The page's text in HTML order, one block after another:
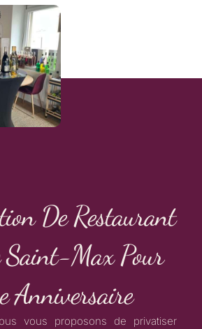
De Restaurant
Saint-Max Pour
Anniversaire
vous proposons de privatiser